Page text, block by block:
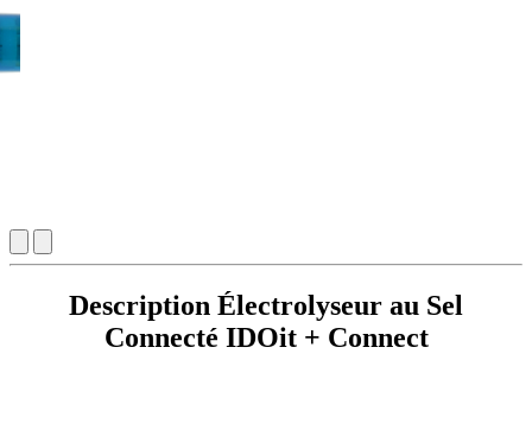
Description Électrolyseur au Sel
Connecté IDOit + Connect